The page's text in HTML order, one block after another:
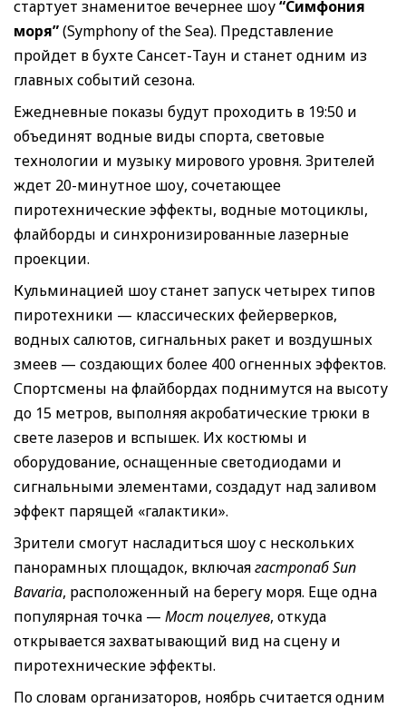
стартует знаменитое вечернее шоу“Симфония
моря”(Symphony of the Sea). Представление
пройдет в бухте Сансет-Таун и станет одним из
главных событий сезона.
Ежедневные показы будут проходить в 19:50 и
объединят водные виды спорта, световые
технологии и музыку мирового уровня. Зрителей
ждет 20-минутное шоу, сочетающее
пиротехнические эффекты, водные мотоциклы,
флайборды и синхронизированные лазерные
проекции.
Кульминацией шоу станет запуск четырех типов
пиротехники — классических фейерверков,
водных салютов, сигнальных ракет и воздушных
змеев — создающих более 400 огненных эффектов.
Спортсмены на флайбордах поднимутся на высоту
до 15 метров, выполняя акробатические трюки в
свете лазеров и вспышек. Их костюмы и
оборудование, оснащенные светодиодами и
сигнальными элементами, создадут над заливом
эффект парящей «галактики».
Зрители смогут насладиться шоу с нескольких
панорамных площадок, включаягастропаб Sun
Bavaria, расположенный на берегу моря. Еще одна
популярная точка — Мост поцелуев, откуда
открывается захватывающий вид на сцену и
пиротехнические эффекты.
По словам организаторов, ноябрь считается одним